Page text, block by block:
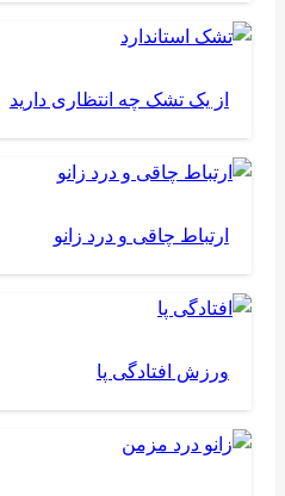
از یک تشک چه انتظاری دارید
ارتباط چاقی و درد زانو
ورزش افتادگی پا